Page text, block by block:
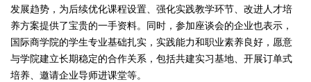
发展趋势，为后续优化课程设置、强化实践教学环节、改进人才培
养方案提供了宝贵的一手资料。同时，参加座谈会的企业也表示，
国际商学院的学生专业基础扎实，实践能力和职业素养良好，愿意
与学院建立长期稳定的合作关系，包括共建实习基地、开展订单式
培养、邀请企业导师进课堂等。